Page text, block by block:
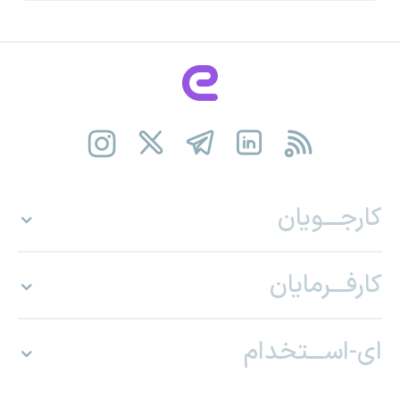
کارجـــویان
کارفـــرمایان
ای-اســـتخدام